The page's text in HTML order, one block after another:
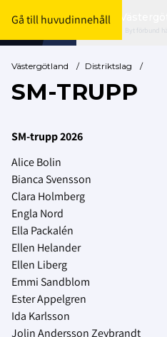
Gå till huvudinnehåll
Byt förbund här
Västergötland / Distriktslag /
SM-TRUPP
SM-trupp 2026
Alice Bolin
Bianca Svensson
Clara Holmberg
Engla Nord
Ella Packalén
Ellen Helander
Ellen Liberg
Emmi Sandblom
Ester Appelgren
Ida Karlsson
Jolin Andersson Zeybrandt